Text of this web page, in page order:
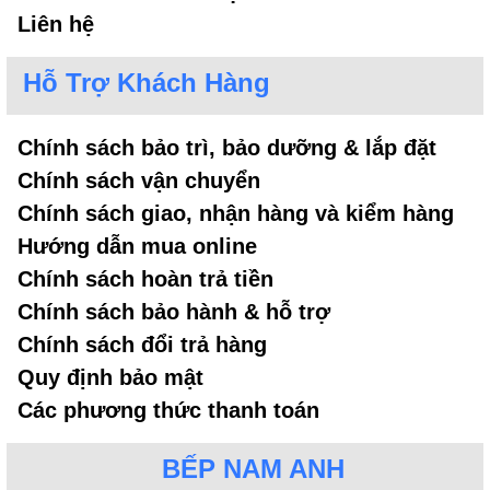
Bếp từ Cata 3 vùng nấu
3. Chất liệu
Mặt kính mà bếp từ Cata sử dụng hầu hết là mặt
kính Schott Ceran - dòng mặt kính nổi tiếng của
Đức. Mặt kính có khả năng chịu lực va chạm lên
đến 50kg, chịu nhiệt 1000 độ C và chịu sốc nhiệt
đến 800 độ C, không nứt vỡ khi tăng nhiệt đột ngột
Liên hệ
Hỗ Trợ Khách Hàng
Chính sách bảo trì, bảo dưỡng & lắp đặt
Chính sách vận chuyển
Chính sách giao, nhận hàng và kiểm hàng
Hướng dẫn mua online
Chính sách hoàn trả tiền
Chính sách bảo hành & hỗ trợ
Chính sách đổi trả hàng
Quy định bảo mật
Các phương thức thanh toán
BẾP NAM ANH